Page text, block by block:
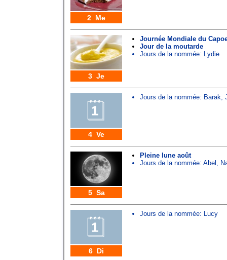
2 Me
3 Je
Journée Mondiale du
Jour de la moutarde
Jours de la nommée: Lydie
4 Ve
Jours de la nommée: Barak,
5 Sa
Pleine lune août
Jours de la nommée: Abel ,
6 Di
Jours de la nommée: Lucy